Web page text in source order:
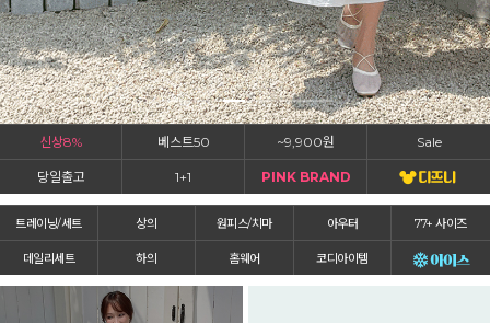
신상8% 베스트50 ~9,900원 Sale
당일출고 1+1 PINK BRAND
트레이닝/세트 상의 원피스/치마 아우터 77+ 사이즈
데일리세트 하의 홈웨어 코디아이템